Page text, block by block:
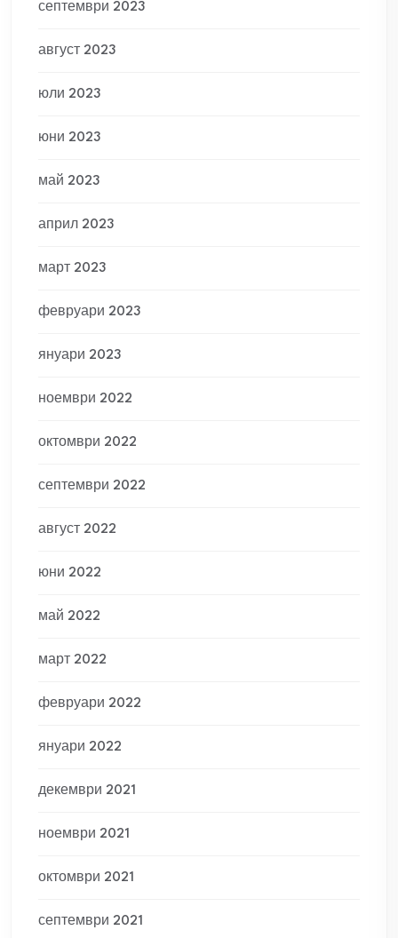
септември 2023
август 2023
юли 2023
юни 2023
май 2023
април 2023
март 2023
февруари 2023
януари 2023
ноември 2022
октомври 2022
септември 2022
август 2022
юни 2022
май 2022
март 2022
февруари 2022
януари 2022
декември 2021
ноември 2021
октомври 2021
септември 2021